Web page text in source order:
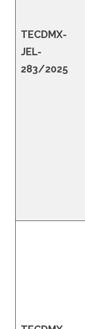
TECDMX-
JEL-
283/2025